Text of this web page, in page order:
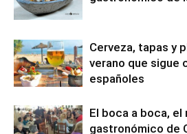
Cerveza, tapas y
verano que sigue
españoles
El boca a boca,
gastronómico de